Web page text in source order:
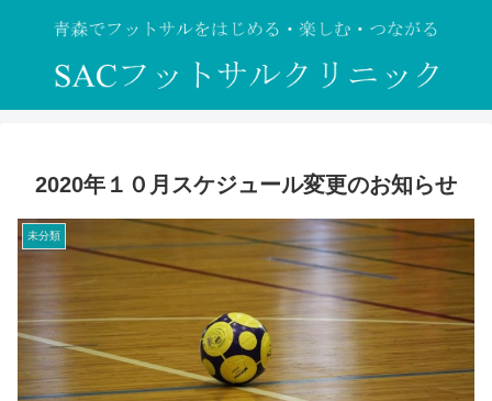
2020年１０月スケジュール変更のお知らせ
未分類